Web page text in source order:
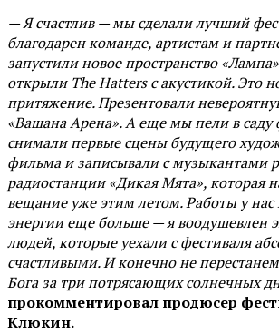
— Я счастлив — мы сделали лучший
благодарен команде, артистам и
запустили новое пространство
открыли The Hatters с акустикой. Это
притяжение. Презентовали
«Вашана Арена». А еще мы пели в саду
снимали первые сцены будущего
фильма и записывали с музыкантами
радиостанции «Дикая Мята», которая
вещание уже этим летом. Работы у
энергии еще больше — я воодушевлен
людей, которые уехали с фестиваля
счастливыми. И конечно не
Бога за три потрясающих солнечных
прокомментировал продюсер
Клюкин.